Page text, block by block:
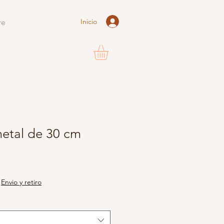
Inicio
de 30 cm
Envio y retiro